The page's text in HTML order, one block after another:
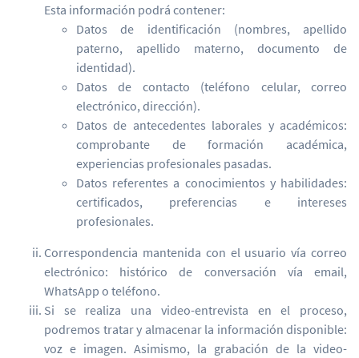
Esta información podrá contener:
Datos de identificación (nombres, apellido
paterno, apellido materno, documento de
identidad).
Datos de contacto (teléfono celular, correo
electrónico, dirección).
Datos de antecedentes laborales y académicos:
comprobante de formación académica,
experiencias profesionales pasadas.
Datos referentes a conocimientos y habilidades:
certificados, preferencias e intereses
profesionales.
Correspondencia mantenida con el usuario vía correo
electrónico: histórico de conversación vía email,
WhatsApp o teléfono.
Si se realiza una video-entrevista en el proceso,
podremos tratar y almacenar la información disponible:
voz e imagen. Asimismo, la grabación de la video-